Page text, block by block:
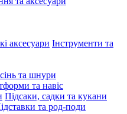
Інструменти та
та шнури
та навіс
Підсаки, садки та кукани
та род-поди